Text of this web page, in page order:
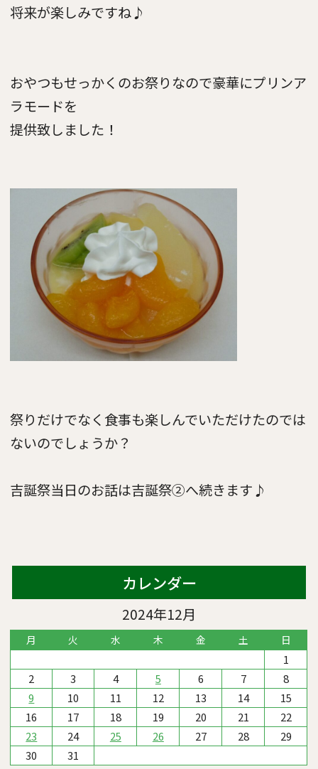
将来が楽しみですね♪
おやつもせっかくのお祭りなので豪華にプリンア
ラモードを
提供致しました！
祭りだけでなく食事も楽しんでいただけたのでは
ないのでしょうか？
吉誕祭当日のお話は吉誕祭②へ続きます♪
カレンダー
2024年12月
月 火 水 木 金 土 日
1
2
3 4 5 6 7
8
9
10 11 12 13 14
15
16
17 18 19 20 21
22
23
24 25 26 27 28
29
30
31